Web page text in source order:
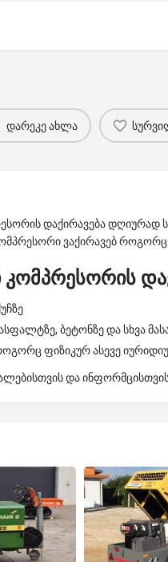
დარეკე ახლა
დაქირავება დღიურად
ვაქირავებ
კომპრესორის
ბეტონზე და სხვა
ფიზიკურ ასევე
და